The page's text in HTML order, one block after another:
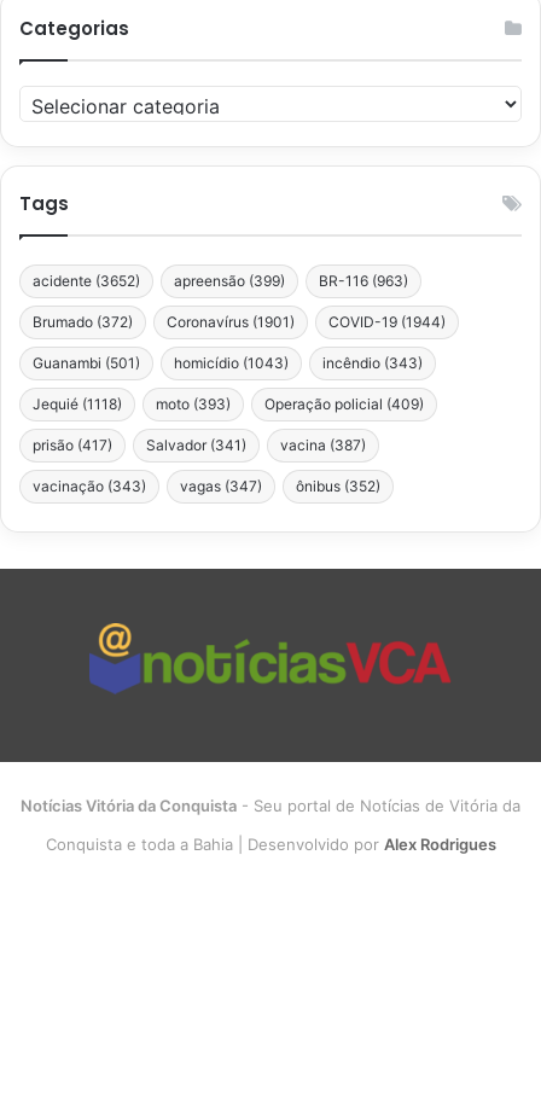
Categorias
Categorias
Tags
acidente (3652) apreensão (399) BR-116 (963)
Brumado (372) Coronavírus (1901) COVID-19 (1944)
Guanambi (501) homicídio (1043) incêndio (343)
Jequié (1118) moto (393) Operação policial (409)
prisão (417) Salvador (341) vacina (387)
vacinação (343) vagas (347) ônibus (352)
Notícias Vitória da Conquista - Seu portal de Notícias de Vitória da
Conquista e toda a Bahia | Desenvolvido por Alex Rodrigues